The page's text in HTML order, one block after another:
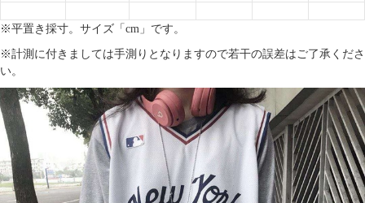
※平置き採寸。サイズ「cm」です。
※計測に付きましては手測りとなりますので若干の誤差はご了承くださ
い。